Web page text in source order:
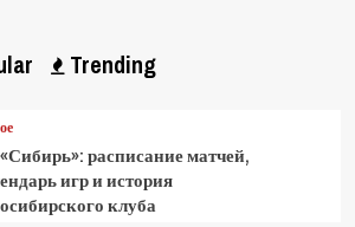
Trending
расписание матчей,
игр и история
клуба